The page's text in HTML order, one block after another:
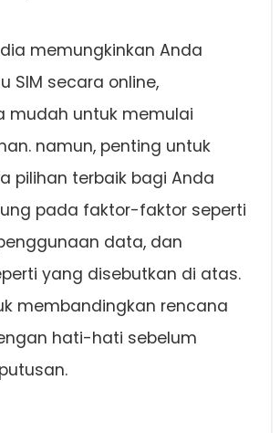
memungkinkan Anda
SIM secara online,
mudah untuk memulai
namun, penting untuk
pilihan terbaik bagi Anda
pada faktor-faktor seperti
data, dan
yang disebutkan di atas.
membandingkan rencana
hati-hati sebelum